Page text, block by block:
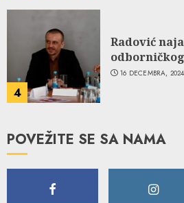
4
Radović
16 DECEMBRA, 2024
POVEŽITE SE SA NAMA